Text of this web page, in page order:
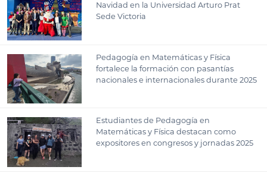
Navidad en la Universidad Arturo Prat
Sede Victoria
Pedagogía en Matemáticas y Física
fortalece la formación con pasantías
nacionales e internacionales durante 2025
Estudiantes de Pedagogía en
Matemáticas y Física destacan como
expositores en congresos y jornadas 2025